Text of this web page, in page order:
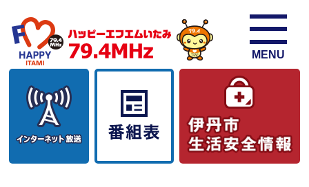
MENU